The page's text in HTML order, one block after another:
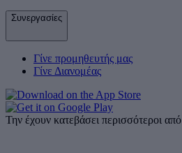
Συνεργασίες
Γίνε προμηθευτής μας
Γίνε Διανομέας
Την έχουν κατεβάσει περισσότεροι από